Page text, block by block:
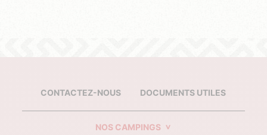
CONTACTEZ-NOUS DOCUMENTS UTILES
NOS CAMPINGS